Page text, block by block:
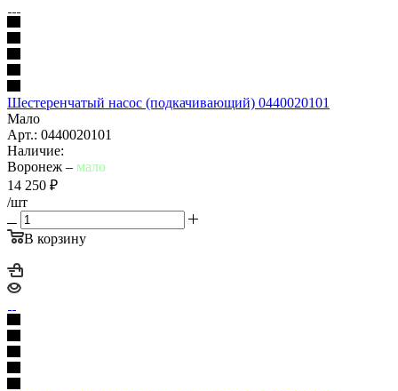
Шестеренчатый насос (подкачивающий) 0440020101
Мало
Арт.: 0440020101
Наличие:
Воронеж – мало
14 250 ₽
/шт
В корзину